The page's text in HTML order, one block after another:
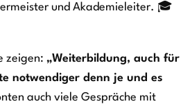
und Akademieleiter. 🎓
zeigen: „Weiterbildung, auch für
notwendiger denn je und es
auch viele Gespräche mit